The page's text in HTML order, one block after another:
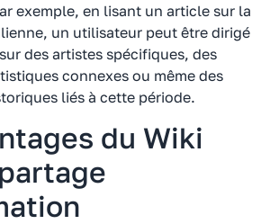
exemple, en lisant un article sur la
un utilisateur peut être dirigé
des artistes spécifiques, des
connexes ou même des
liés à cette période.
du Wiki